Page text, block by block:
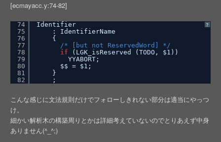
[ecmayacc.y:74-82]
?
74
75
76
77
78
79
80
81
82
Identifier
: IdentifierName
{
/* [but not ReservedWord] */
if
(LGK_isReserved (TODO, $1))
YYABORT;
$$ = $1;
}
;
こんな感じに文法規則だけでフォローしきれない部分は適当にやっつ
け。
細かい解析木の構築周りとかは詳細考えていないのでとりあえず中身
ありません(^_^;)